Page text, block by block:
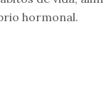
hormonal.